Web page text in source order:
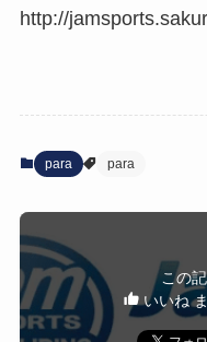
http://
para para
この
いいね